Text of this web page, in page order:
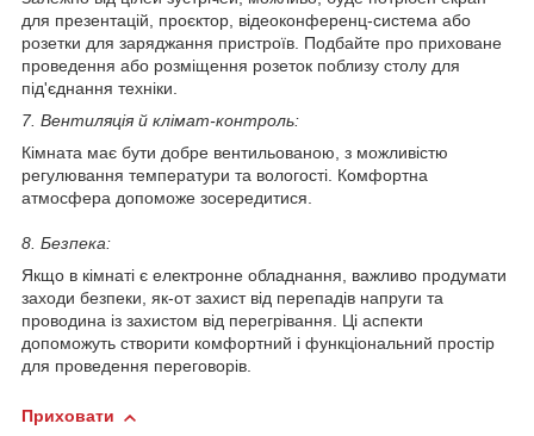
для презентацій, проєктор, відеоконференц-система або
розетки для заряджання пристроїв. Подбайте про приховане
проведення або розміщення розеток поблизу столу для
під'єднання техніки.
7. Вентиляція й клімат-контроль:
Кімната має бути добре вентильованою, з можливістю
регулювання температури та вологості. Комфортна
атмосфера допоможе зосередитися.
8. Безпека:
Якщо в кімнаті є електронне обладнання, важливо продумати
заходи безпеки, як-от захист від перепадів напруги та
проводина із захистом від перегрівання. Ці аспекти
допоможуть створити комфортний і функціональний простір
для проведення переговорів.
Приховати